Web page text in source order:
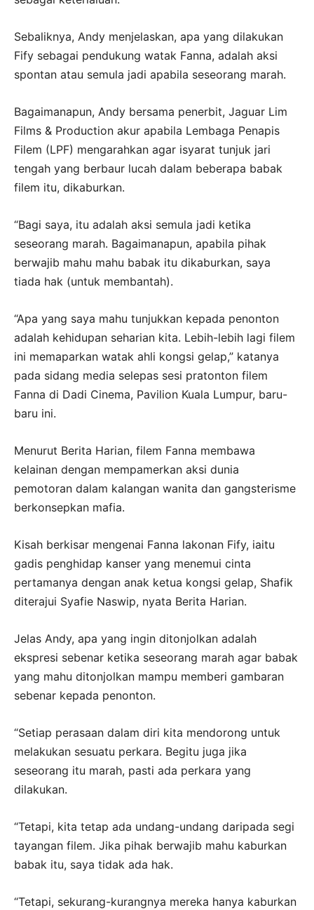
Sebaliknya, Andy menjelaskan, apa yang dilakukan
Fify sebagai pendukung watak Fanna, adalah aksi
spontan atau semula jadi apabila seseorang marah.
Bagaimanapun, Andy bersama penerbit, Jaguar Lim
Films & Production akur apabila Lembaga Penapis
Filem (LPF) mengarahkan agar isyarat tunjuk jari
tengah yang berbaur lucah dalam beberapa babak
filem itu, dikaburkan.
“Bagi saya, itu adalah aksi semula jadi ketika
seseorang marah. Bagaimanapun, apabila pihak
berwajib mahu mahu babak itu dikaburkan, saya
tiada hak (untuk membantah).
“Apa yang saya mahu tunjukkan kepada penonton
adalah kehidupan seharian kita. Lebih-lebih lagi filem
ini memaparkan watak ahli kongsi gelap,” katanya
pada sidang media selepas sesi pratonton filem
Fanna di Dadi Cinema, Pavilion Kuala Lumpur, baru-
baru ini.
Menurut Berita Harian, filem Fanna membawa
kelainan dengan mempamerkan aksi dunia
pemotoran dalam kalangan wanita dan gangsterisme
berkonsepkan mafia.
Kisah berkisar mengenai Fanna lakonan Fify, iaitu
gadis penghidap kanser yang menemui cinta
pertamanya dengan anak ketua kongsi gelap, Shafik
diterajui Syafie Naswip, nyata Berita Harian.
Jelas Andy, apa yang ingin ditonjolkan adalah
ekspresi sebenar ketika seseorang marah agar babak
yang mahu ditonjolkan mampu memberi gambaran
sebenar kepada penonton.
“Setiap perasaan dalam diri kita mendorong untuk
melakukan sesuatu perkara. Begitu juga jika
seseorang itu marah, pasti ada perkara yang
dilakukan.
“Tetapi, kita tetap ada undang-undang daripada segi
tayangan filem. Jika pihak berwajib mahu kaburkan
babak itu, saya tidak ada hak.
“Tetapi, sekurang-kurangnya mereka hanya kaburkan